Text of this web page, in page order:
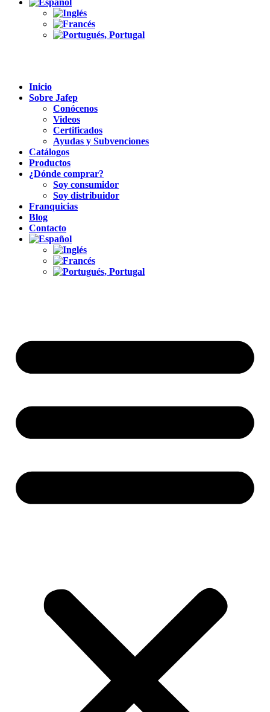
Inicio
Sobre Jafep
Conócenos
Videos
Certificados
Ayudas y Subvenciones
Catálogos
Productos
¿Dónde comprar?
Soy consumidor
Soy distribuidor
Franquicias
Blog
Contacto